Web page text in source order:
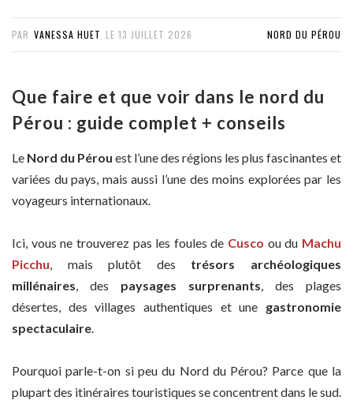
PAR VANESSA HUET LE 13 JUILLET 2026 NORD DU PÉROU
Que faire et que voir dans le nord du
Pérou : guide complet + conseils
Le Nord du Pérou est l’une des régions les plus fascinantes et
variées du pays, mais aussi l’une des moins explorées par les
voyageurs internationaux.
Ici, vous ne trouverez pas les foules de Cusco ou du Machu
Picchu, mais plutôt des trésors archéologiques
millénaires, des paysages surprenants, des plages
désertes, des villages authentiques et une gastronomie
spectaculaire.
Pourquoi parle-t-on si peu du Nord du Pérou? Parce que la
plupart des itinéraires touristiques se concentrent dans le sud.